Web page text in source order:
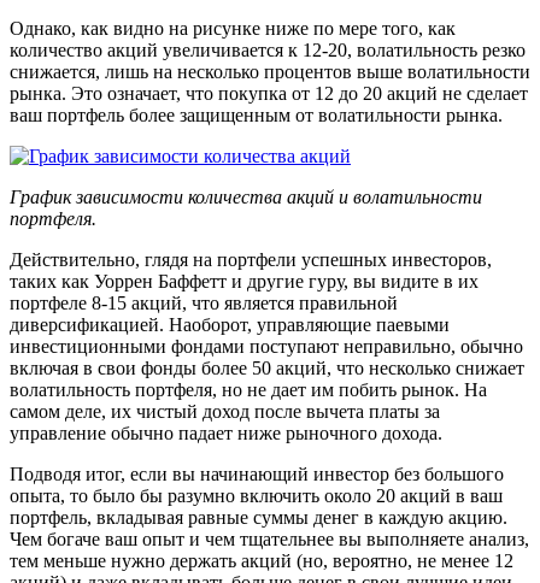
Однако, как видно на рисунке ниже по мере того, как
количество акций увеличивается к 12-20, волатильность резко
снижается, лишь на несколько процентов выше волатильности
рынка. Это означает, что покупка от 12 до 20 акций не сделает
ваш портфель более защищенным от волатильности рынка.
График зависимости количества акций и волатильности
портфеля.
Действительно, глядя на портфели успешных инвесторов,
таких как Уоррен Баффетт и другие гуру, вы видите в их
портфеле 8-15 акций, что является правильной
диверсификацией. Наоборот, управляющие паевыми
инвестиционными фондами поступают неправильно, обычно
включая в свои фонды более 50 акций, что несколько снижает
волатильность портфеля, но не дает им побить рынок. На
самом деле, их чистый доход после вычета платы за
управление обычно падает ниже рыночного дохода.
Подводя итог, если вы начинающий инвестор без большого
опыта, то было бы разумно включить около 20 акций в ваш
портфель, вкладывая равные суммы денег в каждую акцию.
Чем богаче ваш опыт и чем тщательнее вы выполняете анализ,
тем меньше нужно держать акций (но, вероятно, не менее 12